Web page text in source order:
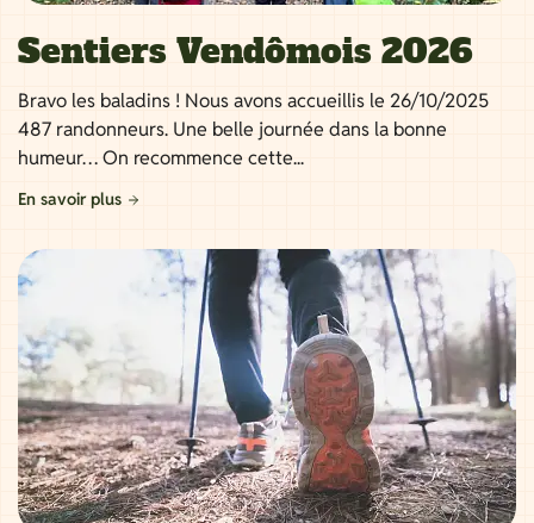
Sentiers Vendômois 2026
Bravo les baladins ! Nous avons accueillis le 26/10/2025
487 randonneurs. Une belle journée dans la bonne
humeur… On recommence cette...
En savoir plus